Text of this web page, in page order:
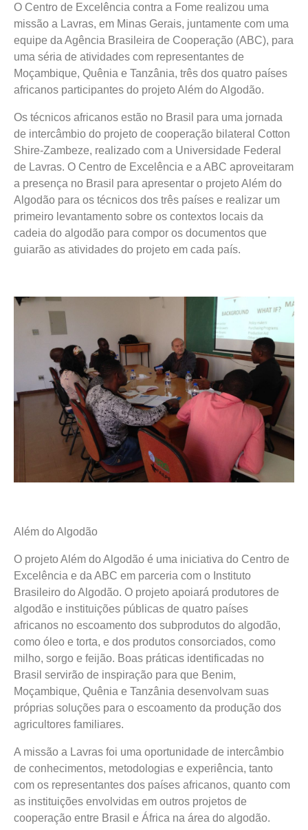
O Centro de Excelência contra a Fome realizou uma
missão a Lavras, em Minas Gerais, juntamente com uma
equipe da Agência Brasileira de Cooperação (ABC), para
uma séria de atividades com representantes de
Moçambique, Quênia e Tanzânia, três dos quatro países
africanos participantes do projeto Além do Algodão.
Os técnicos africanos estão no Brasil para uma jornada
de intercâmbio do projeto de cooperação bilateral Cotton
Shire-Zambeze, realizado com a Universidade Federal
de Lavras. O Centro de Excelência e a ABC aproveitaram
a presença no Brasil para apresentar o projeto Além do
Algodão para os técnicos dos três países e realizar um
primeiro levantamento sobre os contextos locais da
cadeia do algodão para compor os documentos que
guiarão as atividades do projeto em cada país.
Além do Algodão
O projeto Além do Algodão é uma iniciativa do Centro de
Excelência e da ABC em parceria com o Instituto
Brasileiro do Algodão. O projeto apoiará produtores de
algodão e instituições públicas de quatro países
africanos no escoamento dos subprodutos do algodão,
como óleo e torta, e dos produtos consorciados, como
milho, sorgo e feijão. Boas práticas identificadas no
Brasil servirão de inspiração para que Benim,
Moçambique, Quênia e Tanzânia desenvolvam suas
próprias soluções para o escoamento da produção dos
agricultores familiares.
A missão a Lavras foi uma oportunidade de intercâmbio
de conhecimentos, metodologias e experiência, tanto
com os representantes dos países africanos, quanto com
as instituições envolvidas em outros projetos de
cooperação entre Brasil e África na área do algodão.